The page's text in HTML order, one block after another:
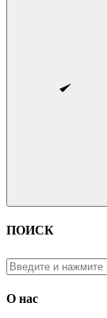
ПОИСК
О нас